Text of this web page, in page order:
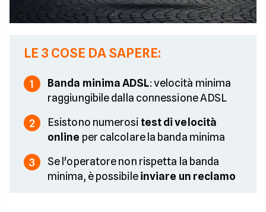
LE 3 COSE DA SAPERE:
1 Banda minima ADSL: velocità minima
raggiungibile dalla connessione ADSL
2 Esistono numerosi test di velocità
online per calcolare la banda minima
3
Se l'operatore non rispetta la banda
minima, è possibileinviare un reclamo